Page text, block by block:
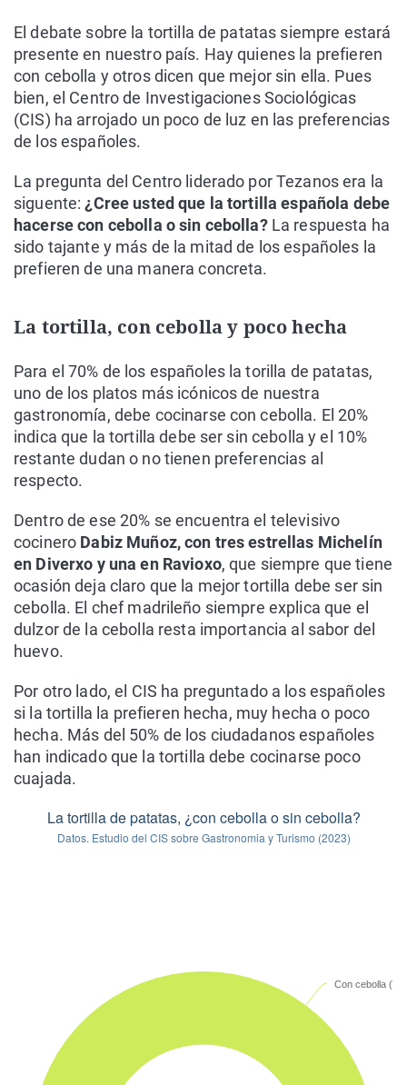
El debate sobre la tortilla de patatas siempre estará
presente en nuestro país. Hay quienes la prefieren
con cebolla y otros dicen que mejor sin ella. Pues
bien, el Centro de Investigaciones Sociológicas
(CIS) ha arrojado un poco de luz en las preferencias
de los españoles.
La pregunta del Centro liderado por Tezanos era la
siguente:¿Cree usted que la tortilla española debe
hacerse con cebolla o sin cebolla?La respuesta ha
sido tajante y más de la mitad de los españoles la
prefieren de una manera concreta.
La tortilla, con cebolla y poco hecha
Para el 70% de los españoles la torilla de patatas,
uno de los platos más icónicos de nuestra
gastronomía, debe cocinarse con cebolla. El 20%
indica que la tortilla debe ser sin cebolla y el 10%
restante dudan o no tienen preferencias al
respecto.
Dentro de ese 20% se encuentra el televisivo
cocinero Dabiz Muñoz, con tres estrellas Michelín
en Diverxo y una en Ravioxo, que siempre que tiene
ocasión deja claro que la mejor tortilla debe ser sin
cebolla. El chef madrileño siempre explica que el
dulzor de la cebolla resta importancia al sabor del
huevo.
Por otro lado, el CIS ha preguntado a los españoles
si la tortilla la prefieren hecha, muy hecha o poco
hecha. Más del 50% de los ciudadanos españoles
han indicado que la tortilla debe cocinarse poco
cuajada.